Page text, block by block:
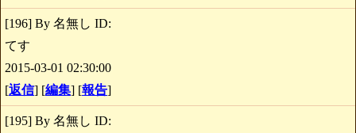
[196] By 名無し ID:
てす
2015-03-01 02:30:00
[返信] [編集] [報告]
[195] By 名無し ID: